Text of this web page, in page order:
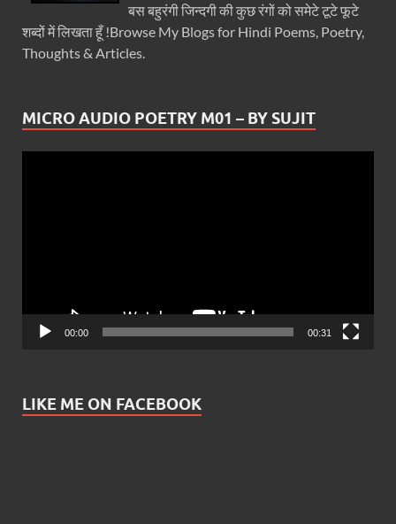
बस बहुरंगी जिन्दगी की कुछ रंगों को समेटे टूटे फूटे
शब्दों में लिखता हूँ !Browse My Blogs for Hindi Poems, Poetry,
Thoughts & Articles.
MICRO AUDIO POETRY M01 – BY SUJIT
00:00 00:31
LIKE ME ON FACEBOOK